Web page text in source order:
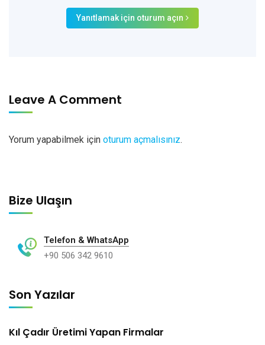
Yanıtlamak için oturum açın
Leave A Comment
Yorum yapabilmek için oturum açmalısınız.
Bize Ulaşın
Telefon & WhatsApp
+90 506 342 9610
Son Yazılar
Kıl Çadır Üretimi Yapan Firmalar